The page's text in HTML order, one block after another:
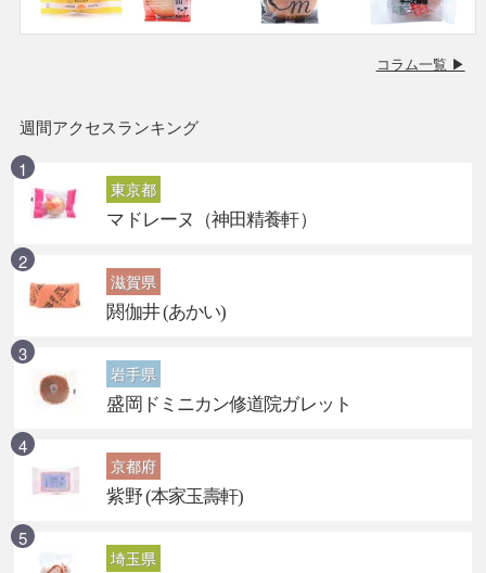
コラム一覧 ▶
週間アクセスランキング
東京都
マドレーヌ（神田精養軒）
滋賀県
閼伽井 (あかい)
岩手県
盛岡ドミニカン修道院ガレット
京都府
紫野 (本家玉壽軒)
埼玉県